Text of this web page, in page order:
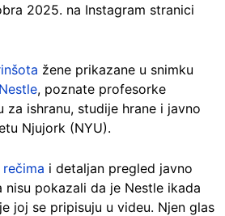
2025. na Instagram stranici
žene prikazane u snimku
, poznate profesorke
za ishranu, studije hrane i javno
Njujork (NYU).
i detaljan pregled javno
pokazali da je Nestle ikada
joj se pripisuju u videu. Njen glas